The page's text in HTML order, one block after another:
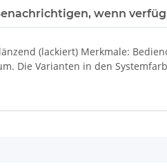
wenn
(lackiert) Merkmale:
Die Varianten in den